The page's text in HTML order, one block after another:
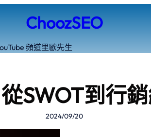
ChoozSEO
頻道里歐先生
SWOT到行
2024/09/20